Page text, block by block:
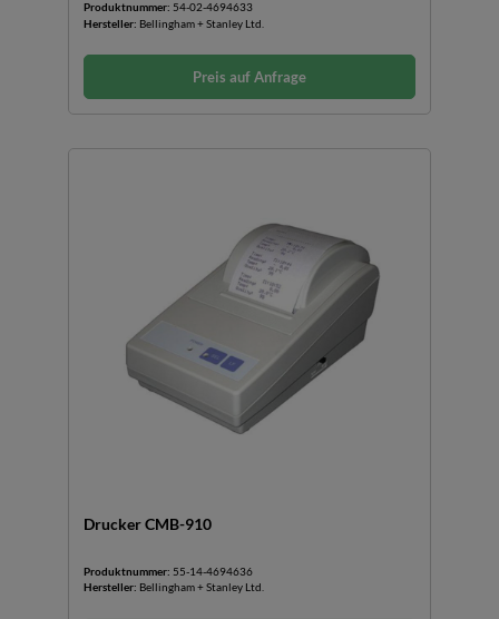
Produktnummer: 54-02-4694633
Hersteller: Bellingham + Stanley Ltd.
Preis auf Anfrage
Drucker CMB-910
Produktnummer: 55-14-4694636
Hersteller: Bellingham + Stanley Ltd.